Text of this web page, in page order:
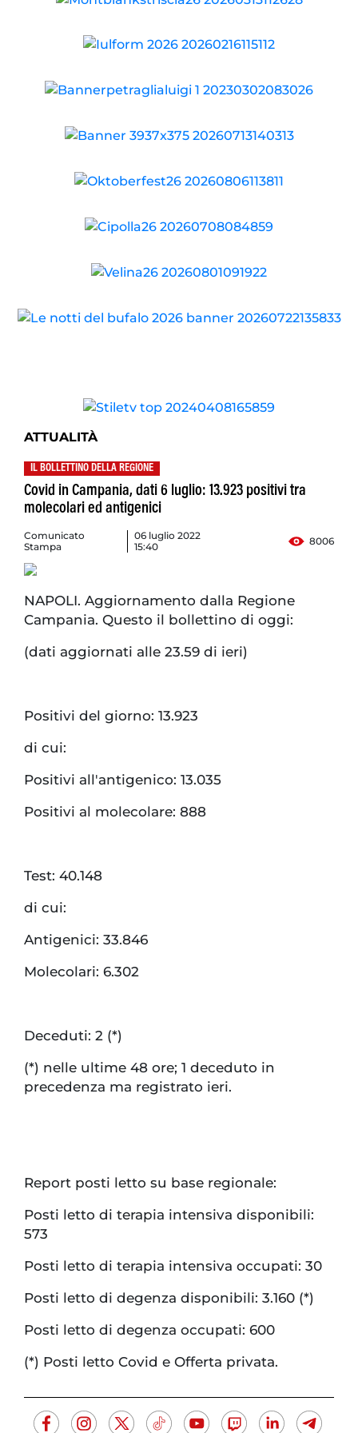
ATTUALITÀ
IL BOLLETTINO DELLA REGIONE
Covid in Campania, dati 6 luglio: 13.923 positivi tra
molecolari ed antigenici
Comunicato
Stampa
06 luglio 2022
15:40
8006
NAPOLI. Aggiornamento dalla Regione
Campania. Questo il bollettino di oggi:
(dati aggiornati alle 23.59 di ieri)
Positivi del giorno: 13.923
di cui:
Positivi all'antigenico: 13.035
Positivi al molecolare: 888
Test: 40.148
di cui:
Antigenici: 33.846
Molecolari: 6.302
Deceduti: 2 (*)
(*) nelle ultime 48 ore; 1 deceduto in
precedenza ma registrato ieri.
Report posti letto su base regionale:
Posti letto di terapia intensiva disponibili:
573
Posti letto di terapia intensiva occupati: 30
Posti letto di degenza disponibili: 3.160 (*)
Posti letto di degenza occupati: 600
(*) Posti letto Covid e Offerta privata.